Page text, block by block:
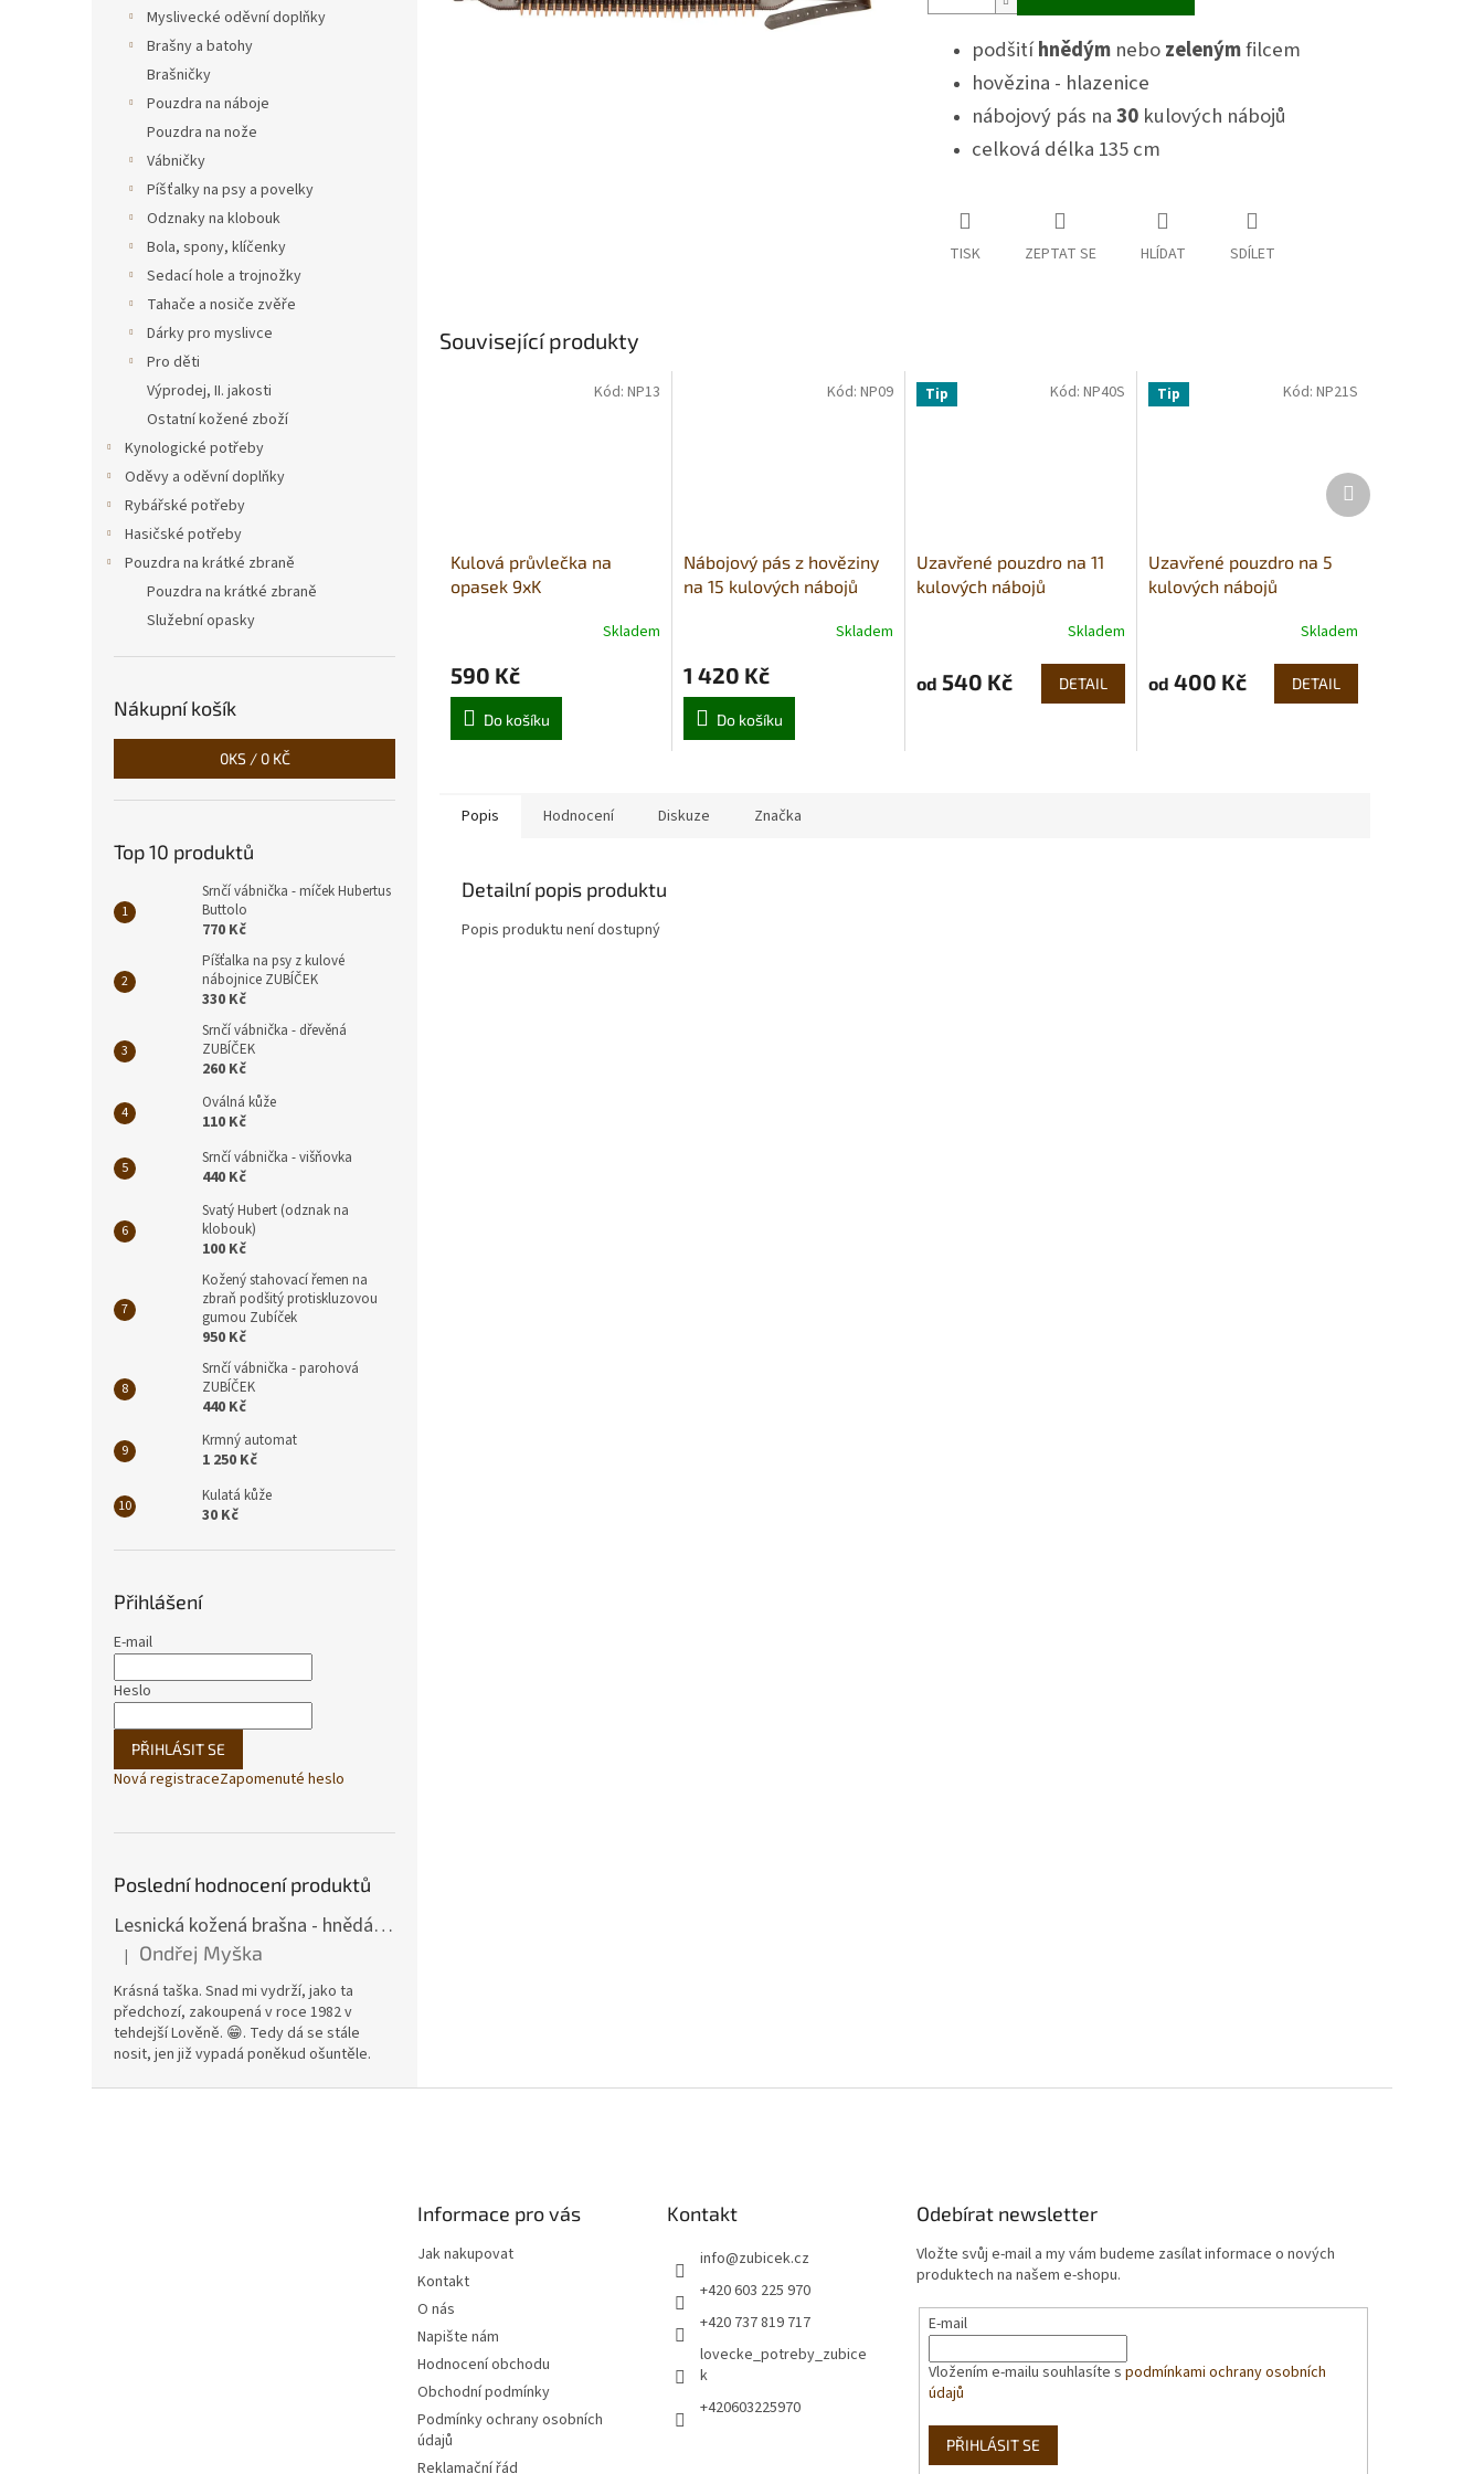
Myslivecké oděvní doplňky
Brašny a batohy
Brašničky
Pouzdra na náboje
Pouzdra na nože
Vábničky
Píšťalky na psy a povelky
Odznaky na klobouk
Bola, spony, klíčenky
Sedací hole a trojnožky
Tahače a nosiče zvěře
Dárky pro myslivce
Pro děti
Výprodej, II. jakosti
Ostatní kožené zboží
Kynologické potřeby
Oděvy a oděvní doplňky
Rybářské potřeby
Hasičské potřeby
Pouzdra na krátké zbraně
Pouzdra na krátké zbraně
Služební opasky
Nákupní košík
0KS / 0 KČ
Top 10 produktů
Srnčí vábnička - míček Hubertus
Buttolo
770 Kč
Píšťalka na psy z kulové
nábojnice ZUBÍČEK
330 Kč
Srnčí vábnička - dřevěná
ZUBÍČEK
260 Kč
Oválná kůže
110 Kč
Srnčí vábnička - višňovka
440 Kč
Svatý Hubert (odznak na
klobouk)
100 Kč
Kožený stahovací řemen na
zbraň podšitý protiskluzovou
gumou Zubíček
950 Kč
Srnčí vábnička - parohová
ZUBÍČEK
440 Kč
Krmný automat
1 250 Kč
Kulatá kůže
30 Kč
Přihlášení
E-mail
Heslo
PŘIHLÁSIT SE
Nová registraceZapomenuté heslo
Poslední hodnocení produktů
Lesnická kožená brašna - hnědá hovězina
Hodnocení produktu je 5 z 5 hvězdiček.
| Ondřej Myška
Krásná taška. Snad mi vydrží, jako ta
předchozí, zakoupená v roce 1982 v
tehdejší Lověně. 😁. Tedy dá se stále
nosit, jen již vypadá poněkud ošuntěle.
podšitíhnědýmnebozelenýmfilcem
hovězina - hlazenice
nábojový pás na30kulových nábojů
celková délka 135 cm
TISK ZEPTAT SE HLÍDAT SDÍLET
Související produkty
Kulová průvlečka na
opasek 9xK
Skladem
590 Kč
Do košíku
Kód: NP13
Nábojový pás z hověziny
na 15 kulových nábojů
Skladem
1 420 Kč
Do košíku
Kód: NP09 Tip
Uzavřené pouzdro na 11
kulových nábojů
Skladem
od 540 Kč DETAIL
Kód:NP40S Tip
Uzavřené pouzdro na 5
kulových nábojů
Skladem
od 400 Kč DETAIL
Kód: NP21S
Další
produkt
Popis Hodnocení Diskuze Značka
Detailní popis produktu
Popis produktu není dostupný
Informace pro vás
Jak nakupovat
Kontakt
O nás
Napište nám
Hodnocení obchodu
Obchodní podmínky
Podmínky ochrany osobních
údajů
Reklamační řád
Kontakt
info@zubicek.cz
+420 603 225 970
+420 737 819 717
lovecke_potreby_zubice
k
+420603225970
Odebírat newsletter
Vložte svůj e-mail a my vám budeme zasílat informace o nových
produktech na našem e-shopu.
E-mail
Vložením e-mailu souhlasíte spodmínkami ochrany osobních
údajů
PŘIHLÁSIT SE